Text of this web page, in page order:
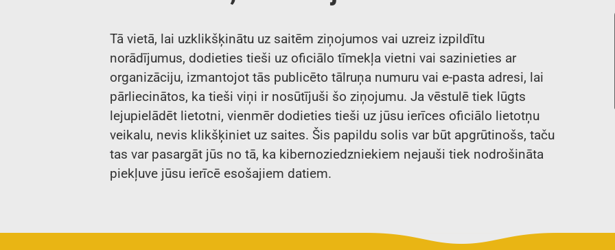
Tā vietā, lai uzklikšķinātu uz saitēm ziņojumos vai uzreiz izpildītu
norādījumus, dodieties tieši uz oficiālo tīmekļa vietni vai sazinieties ar
organizāciju, izmantojot tās publicēto tālruņa numuru vai e-pasta adresi, lai
pārliecinātos, ka tieši viņi ir nosūtījuši šo ziņojumu. Ja vēstulē tiek lūgts
lejupielādēt lietotni, vienmēr dodieties tieši uz jūsu ierīces oficiālo lietotņu
veikalu, nevis klikšķiniet uz saites. Šis papildu solis var būt apgrūtinošs, taču
tas var pasargāt jūs no tā, ka kibernoziedzniekiem nejauši tiek nodrošināta
piekļuve jūsu ierīcē esošajiem datiem.